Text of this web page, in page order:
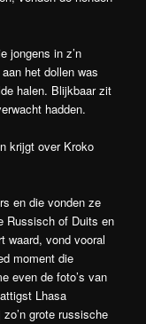
jongens in z’n
het dollen was
halen. Blijkbaar zit
hadden.
krijgt over Kroko
en die vonden ze
Russisch of Duits en
waard, vond vooral
moment die
even de foto’s van
Lhasa
grote russische